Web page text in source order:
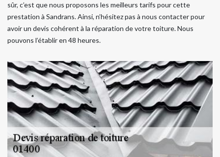
sûr, c’est que nous proposons les meilleurs tarifs pour cette
prestation à Sandrans. Ainsi, n’hésitez pas à nous contacter pour
avoir un devis cohérent à la réparation de votre toiture. Nous
pouvons l’établir en 48 heures.